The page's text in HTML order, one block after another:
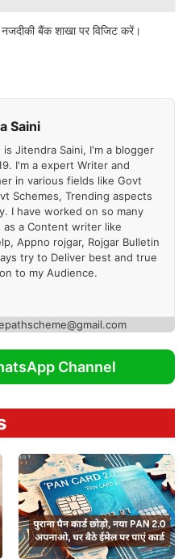
बैंक शाखा पर विजिट करें।
Saini
is Jitendra Saini, I'm a blogger
I'm a expert Writer and
in various fields like Govt
Schemes, Trending aspects
I have worked on so many
as a Content writer like
Appno rojgar, Rojgar Bulletin
try to Deliver best and true
to my Audience.
Channel